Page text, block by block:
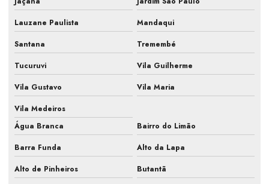
Empresa de manutenção de ar condicionado são paulo
Empresa de manutenção preventiva ar condicionado
Empresa prestação de serviços ar condicionado
Empresa que faz pmoc para ar condicionado
Fiscalização de ar condicionado em construtora
Fiscalização de ar condicionado em obra
Lauzane Paulista
Mandaqui
Santana
Tremembé
Tucuruvi
Vila Guilherme
Vila Gustavo
Vila Maria
Vila Medeiros
Água Branca
Bairro do Limão
Barra Funda
Alto da Lapa
Alto de Pinheiros
Butantã